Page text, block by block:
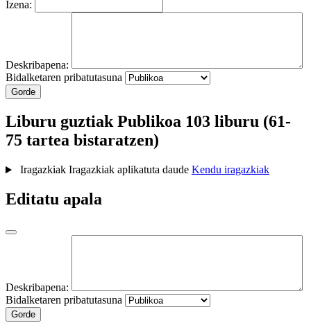
Izena:
Deskribapena:
Bidalketaren pribatutasuna
Gorde
Liburu guztiakPublikoa 103 liburu (61-
75 tartea bistaratzen)
Iragazkiak Iragazkiak aplikatuta daude Kendu iragazkiak
Editatu apala
Deskribapena:
Bidalketaren pribatutasuna
Gorde